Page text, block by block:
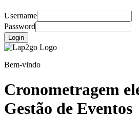
Username
Password
Login
Bem-vindo
Cronometragem
Gestão de Eventos